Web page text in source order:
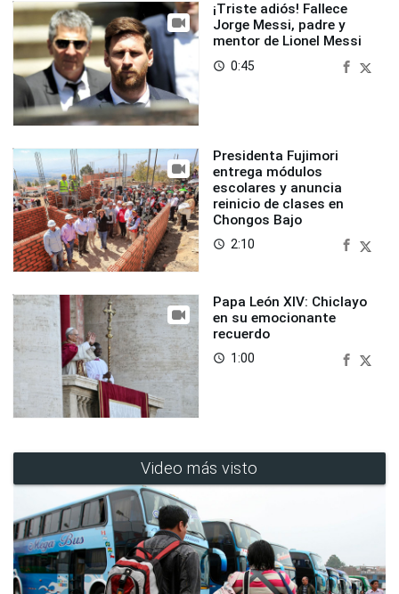
¡Triste adiós! Fallece
Jorge Messi, padre y
mentor de Lionel Messi
access_time 0:45
Presidenta Fujimori
entrega módulos
escolares y anuncia
reinicio de clases en
Chongos Bajo
access_time 2:10
Papa León XIV: Chiclayo
en su emocionante
recuerdo
access_time 1:00
Video más visto